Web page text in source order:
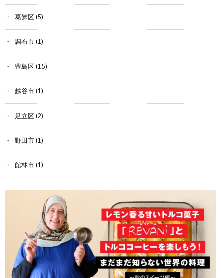
葛飾区(5)
調布市(1)
豊島区(15)
越谷市(1)
足立区(2)
野田市(1)
館林市(1)